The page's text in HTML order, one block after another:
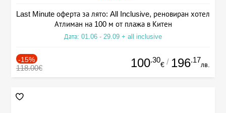
Last Minute оферта за лято: All Inclusive, реновиран хотел
Атлиман на 100 м от плажа в Китен
Дата: 01.06 - 29.09 + all inclusive
-15%
118.00€ 100.30
€ / 196.17
лв.